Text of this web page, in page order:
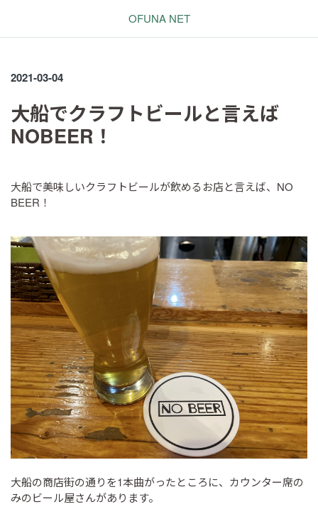
OFUNA NET
2021-03-04
大船でクラフトビールと言えば
NOBEER！
大船で美味しいクラフトビールが飲めるお店と言えば、NO
BEER！
大船の商店街の通りを1本曲がったところに、カウンター席の
みのビール屋さんがあります。